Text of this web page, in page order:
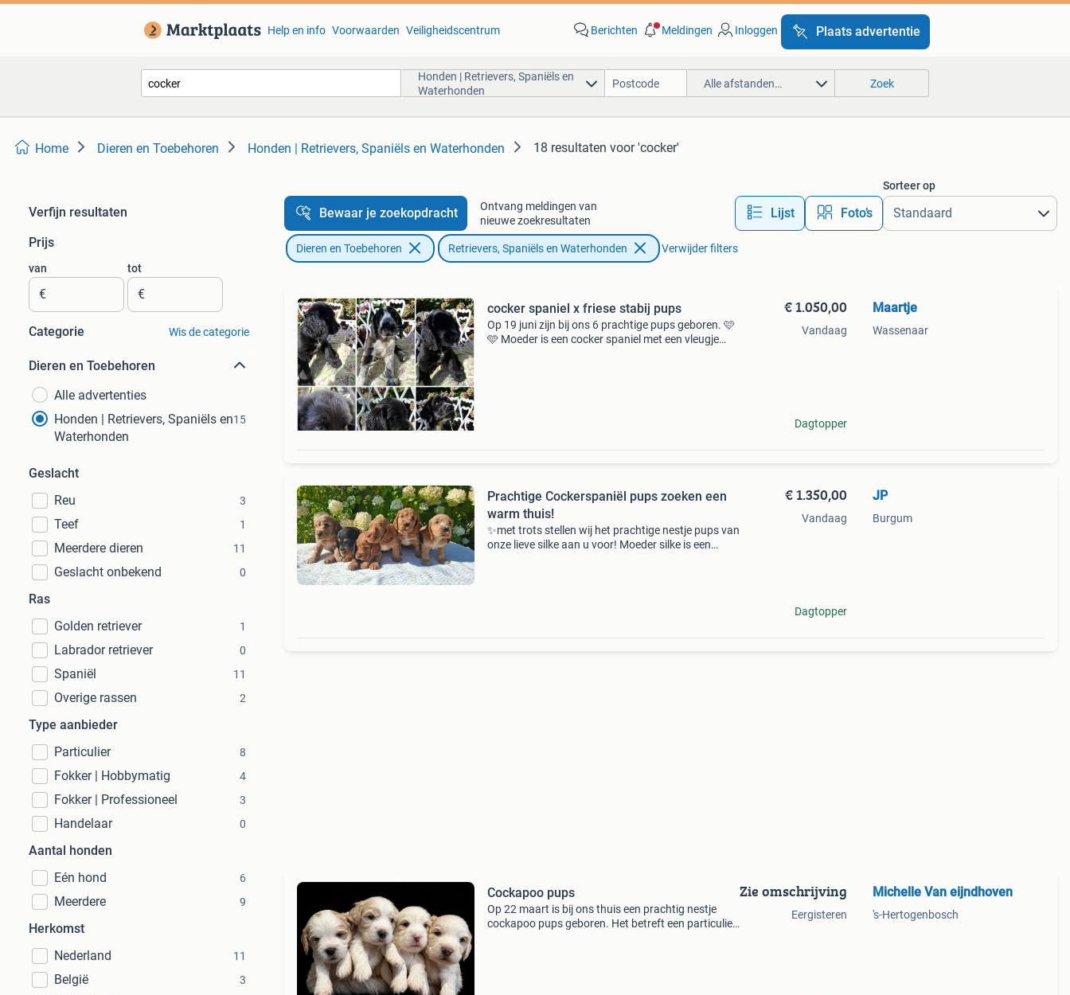
Help en info Voorwaarden Veiligheidscentrum Berichten Meldingen Inloggen Plaats advertentie
Honden | Retrievers, Spaniëls en
Waterhonden
Alle afstanden… Zoek
Home Dieren en Toebehoren Honden | Retrievers, Spaniëls en Waterhonden 18 resultaten voor 'cocker'
Verfijn resultaten
Prijs
van
€
tot
€
Categorie Wis de categorie
Dieren en Toebehoren
Alle advertenties
Honden | Retrievers, Spaniëls en
Waterhonden
15
Geslacht
Reu
3
Teef 1
Meerdere dieren 11
Geslacht onbekend 0
Ras
Golden retriever
1
Labrador retriever 0
Spaniël 11
Overige rassen 2
Type aanbieder
Particulier
8
Fokker | Hobbymatig 4
Fokker | Professioneel 3
Handelaar 0
Aantal honden
Eén hond
6
Meerdere 9
Herkomst
Nederland
11
België 3
Bewaar je zoekopdracht
Ontvang meldingen van
nieuwe zoekresultaten
Lijst Foto’s
Sorteer op
Dieren en Toebehoren Retrievers, Spaniëls en Waterhonden Verwijder filters
cocker spaniel x friese stabij pups
Op 19 juni zijn bij ons 6 prachtige pups geboren. 🩷
🩵 Moeder is een cocker spaniel met een vleugje
€ 1.050,00
Vandaag
Dagtopper
Maartje
Wassenaar
Prachtige Cockerspaniël pups zoeken een
warm thuis!
✨met trots stellen wij het prachtige nestje pups van
onze lieve silke aan u voor! Moeder silke is een
€ 1.350,00
Vandaag
Dagtopper
JP
Burgum
Cockapoo pups
Op 22 maart is bij ons thuis een prachtig nestje
cockapoo pups geboren. Het betreft een particulier,
Zie omschrijving
Eergisteren
Michelle Van eijndhoven
's-Hertogenbosch